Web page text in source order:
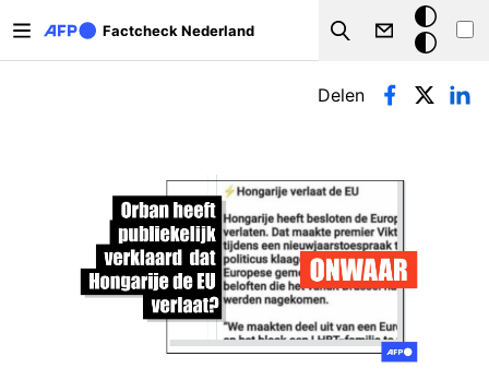
Factcheck Nederland
Search
Donkere
modus
Primaire tabs
Delen